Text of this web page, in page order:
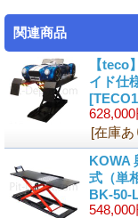
関連商品
【teco
イド仕
[
628,000
[在庫あ
KOWA
式（単
BK-50-
548,000